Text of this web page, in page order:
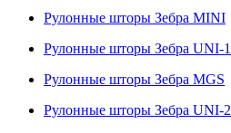
Рулонные шторы Зебра MINI
Рулонные шторы Зебра UNI-1
Рулонные шторы Зебра MGS
Рулонные шторы Зебра UNI-2